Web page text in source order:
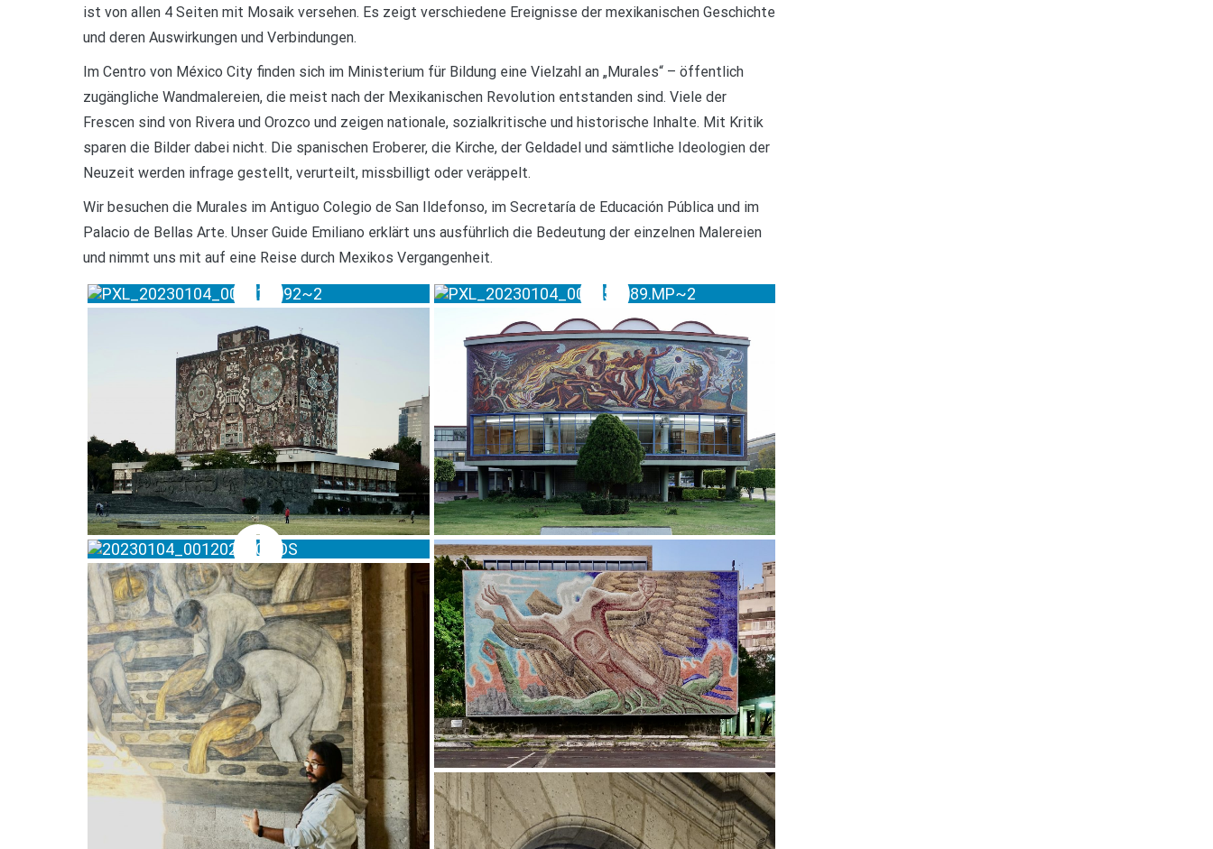
ist von allen 4 Seiten mit Mosaik versehen. Es zeigt verschiedene Ereignisse der mexikanischen Geschichte
und deren Auswirkungen und Verbindungen.
Im Centro von México City finden sich im Ministerium für Bildung eine Vielzahl an „Murales“ – öffentlich
zugängliche Wandmalereien, die meist nach der Mexikanischen Revolution entstanden sind. Viele der
Frescen sind von Rivera und Orozco und zeigen nationale, sozialkritische und historische Inhalte. Mit Kritik
sparen die Bilder dabei nicht. Die spanischen Eroberer, die Kirche, der Geldadel und sämtliche Ideologien der
Neuzeit werden infrage gestellt, verurteilt, missbilligt oder veräppelt.
Wir besuchen die Murales im Antiguo Colegio de San Ildefonso, im Secretaría de Educación Pública und im
Palacio de Bellas Arte. Unser Guide Emiliano erklärt uns ausführlich die Bedeutung der einzelnen Malereien
und nimmt uns mit auf eine Reise durch Mexikos Vergangenheit.